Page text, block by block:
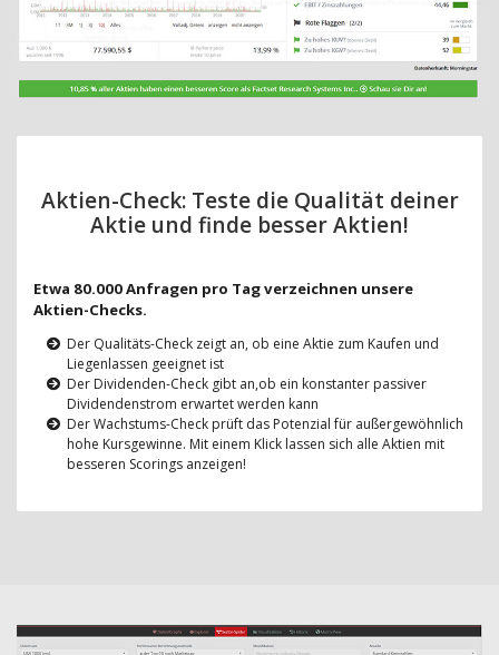
Aktien-Check: Teste die Qualität deiner
Aktie und finde besser Aktien!
Etwa 80.000 Anfragen pro Tag verzeichnen unsere
Aktien-Checks.
Der Qualitäts-Check zeigt an, ob eine Aktie zum Kaufen und
Liegenlassen geeignet ist
Der Dividenden-Check gibt an,ob ein konstanter passiver
Dividendenstrom erwartet werden kann
Der Wachstums-Check prüft das Potenzial für außergewöhnlich
hohe Kursgewinne. Mit einem Klick lassen sich alle Aktien mit
besseren Scorings anzeigen!